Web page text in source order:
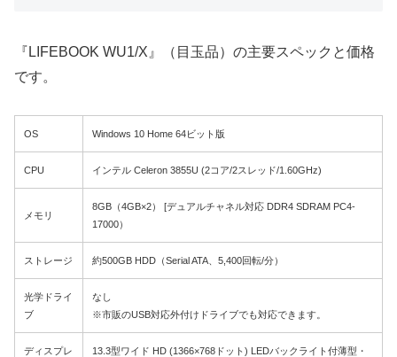
『LIFEBOOK WU1/X』（目玉品）の主要スペックと価格
です。
OS Windows 10 Home 64ビット版
CPU インテル Celeron 3855U (2コア/2スレッド/1.60GHz)
メモリ
8GB（4GB×2） [デュアルチャネル対応 DDR4 SDRAM PC4-
17000）
ストレージ 約500GB HDD（Serial ATA、5,400回転/分）
光学ドライ
ブ
なし
※市販のUSB対応外付けドライブでも対応できます。
ディスプレ
13.3型ワイド HD (1366×768ドット) LEDバックライト付薄型・